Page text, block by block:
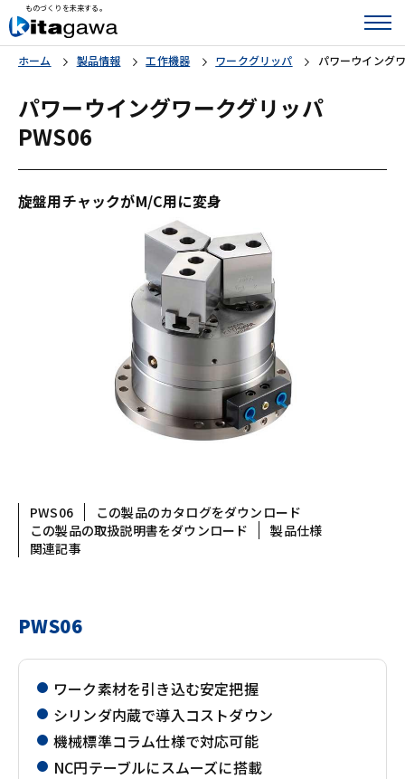
ものづくりを未来する。
ホーム 製品情報 工作機器 ワークグリッパ パワーウイング
パワーウイングワークグリッパ
PWS06
旋盤用チャックがM/C用に変身
PWS06
この製品のカタログをダウンロード
この製品の取扱説明書をダウンロード
製品仕様
関連記事
PWS06
ワーク素材を引き込む安定把握
シリンダ内蔵で導入コストダウン
機械標準コラム仕様で対応可能
NC円テーブルにスムーズに搭載